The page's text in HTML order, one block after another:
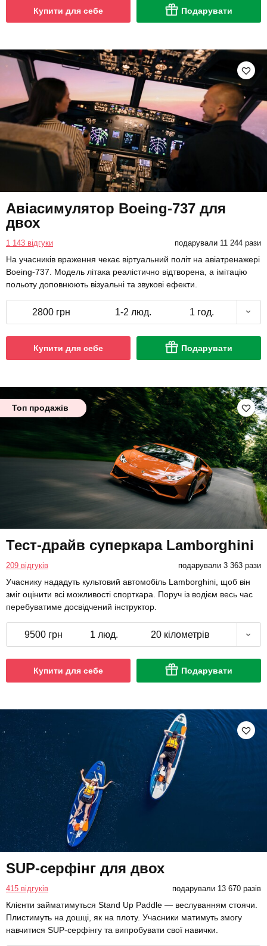
Купити для себе Подарувати
Авіасимулятор Boeing-737 для
двох
1 143 відгуки подарували 11 244 рази
На учасників враження чекає віртуальний політ на авіатренажері
Boeing-737. Модель літака реалістично відтворена, а імітацію
польоту доповнюють візуальні та звукові ефекти.
2800 грн 1-2 люд. 1 год.
Купити для себе Подарувати
Топ продажів
Тест-драйв суперкара Lamborghini
209 відгуків подарували 3 363 рази
Учаснику нададуть культовий автомобіль Lamborghini, щоб він
зміг оцінити всі можливості спорткара. Поруч із водієм весь час
перебуватиме досвідчений інструктор.
9500 грн 1 люд. 20 кілометрів
Купити для себе Подарувати
SUP-серфінг для двох
415 відгуків подарували 13 670 разів
Клієнти займатимуться Stand Up Paddle — веслуванням стоячи.
Плистимуть на дошці, як на плоту. Учасники матимуть змогу
навчитися SUP-серфінгу та випробувати свої навички.